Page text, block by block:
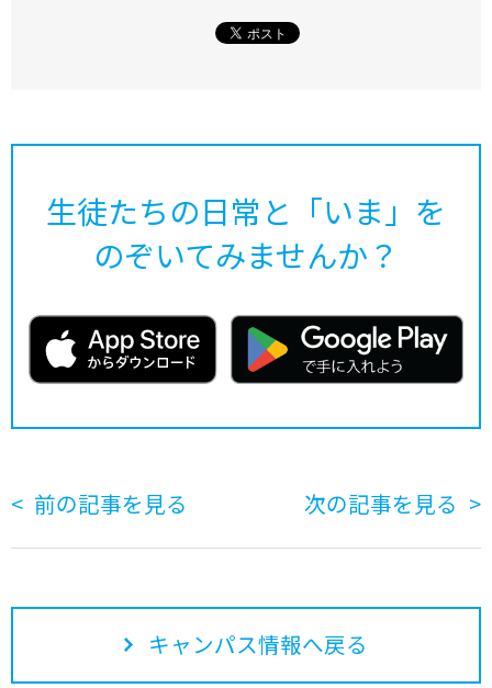
生徒たちの日常と「いま」を
のぞいてみませんか？
前の記事を見る 次の記事を見る
キャンパス情報へ戻る